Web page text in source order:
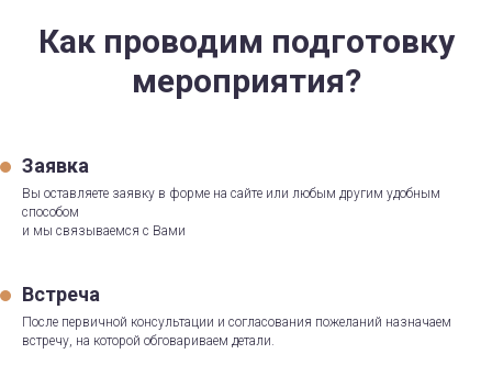
Как проводим подготовку
мероприятия?
Заявка
Вы оставляете заявку в форме на сайте или любым другим удобным
способом
и мы связываемся с Вами
Встреча
После первичной консультации и согласования пожеланий назначаем
встречу, на которой обговариваем детали.